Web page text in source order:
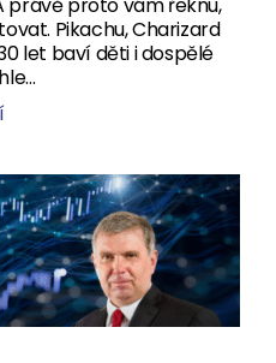
právě proto vám řeknu,
Pikachu, Charizard
let baví děti i dospělé